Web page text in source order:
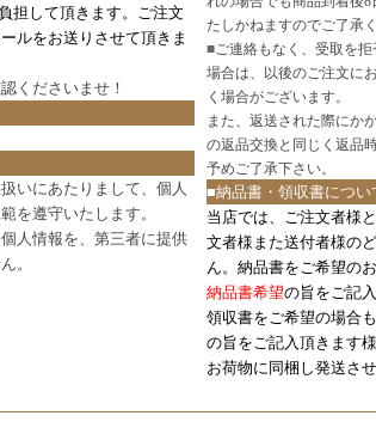
担して頂きます。ご注文
ルをお送りさせて頂きま
くださいませ！
いにあたりまして、個人
を遵守いたします。
人情報を、第三者に提供
。
たしかねますのでご了承く
■ご連絡もなく、受取を
場合は、以後のご注文に
く場合がございます。
また、返送された際にか
の返品交換と同じく返品
予めご了承下さい。
■納品書・領収書につい
当店では、ご注文者様
文者様また送付者様の
ん。納品書をご希望の
納品書希望の旨をご記
領収書をご希望の場合
の旨をご記入頂きます
お荷物に同梱し発送さ